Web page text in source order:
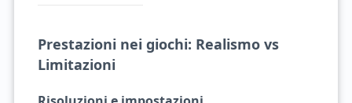
Prestazioni nei giochi: Realismo vs
Limitazioni